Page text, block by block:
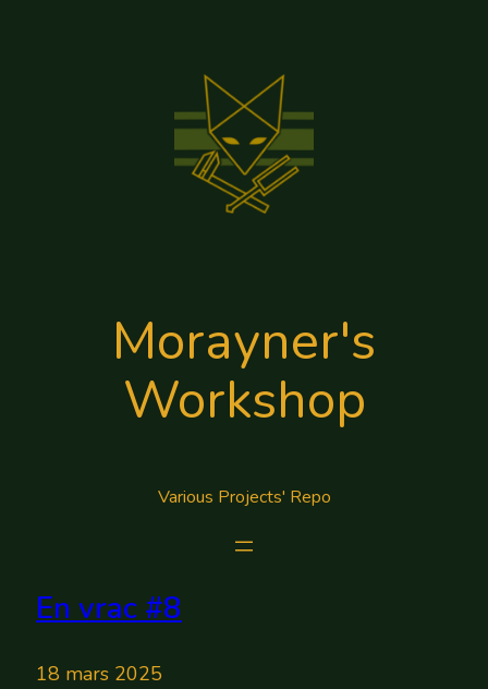
Morayner's
Workshop
Various Projects' Repo
En vrac #8
18 mars 2025